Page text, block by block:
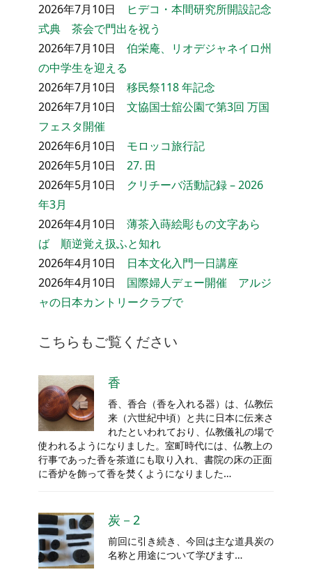
2026年7月10日
ヒデコ・本間研究所開設記念
式典 茶会で門出を祝う
2026年7月10日 伯栄庵、リオデジャネイロ州
の中学生を迎える
2026年7月10日 移民祭118 年記念
2026年7月10日 文協国士舘公園で第3回 万国
フェスタ開催
2026年6月10日 モロッコ旅行記
2026年5月10日 27. 田
2026年5月10日 クリチーバ活動記録 – 2026
年3月
2026年4月10日 薄茶入蒔絵彫もの文字あら
ば 順逆覚え扱ふと知れ
2026年4月10日 日本文化入門一日講座
2026年4月10日 国際婦人デェー開催 アルジ
ャの日本カントリークラブで
こちらもご覧ください
香
香、香合（香を入れる器）は、仏教伝
来（六世紀中頃）と共に日本に伝来さ
れたといわれており、仏教儀礼の場で
使われるようになりました。室町時代には、仏教上の
行事であった香を茶道にも取り入れ、書院の床の正面
に香炉を飾って香を焚くようになりました…
炭－2
前回に引き続き、今回は主な道具炭の
名称と用途について学びます…